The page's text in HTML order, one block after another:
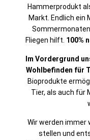
Hammerprodukt
Markt. Endlich ein
Fliegen hilft. 100%
Im Vordergrund
Wohlbefinden für
Bioprodukte
Tier, als auch für
Wir werden immer
stellen und